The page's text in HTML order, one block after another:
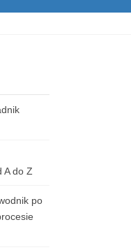
A do Z
po